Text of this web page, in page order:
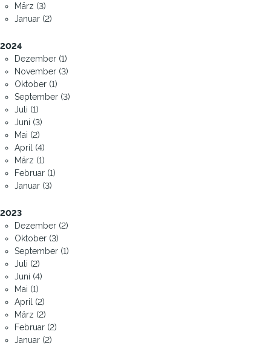
März (3)
Januar (2)
2024
Dezember (1)
November (3)
Oktober (1)
September (3)
Juli (1)
Juni (3)
Mai (2)
April (4)
März (1)
Februar (1)
Januar (3)
2023
Dezember (2)
Oktober (3)
September (1)
Juli (2)
Juni (4)
Mai (1)
April (2)
März (2)
Februar (2)
Januar (2)